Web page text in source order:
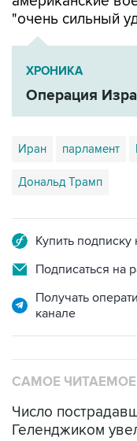
"очень сильный
ХРОНИКА
Операция
Иран парламент
Дональд Трамп
Купить
Подписаться на
Получать
канале
САМОЕ ЧИТАЕМОЕ
Число
Геленджиком